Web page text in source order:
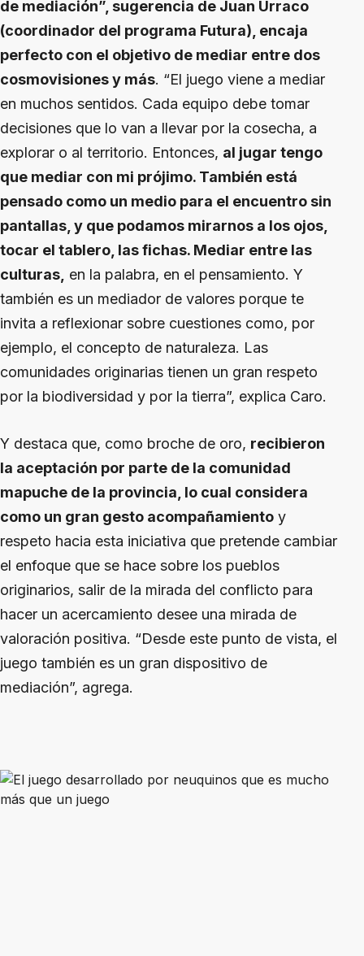
de mediación”, sugerencia de Juan Urraco
(coordinador del programa Futura), encaja
perfecto con el objetivo de mediar entre dos
cosmovisiones y más. “El juego viene a mediar
en muchos sentidos. Cada equipo debe tomar
decisiones que lo van a llevar por la cosecha, a
explorar o al territorio. Entonces, al jugar tengo
que mediar con mi prójimo. También está
pensado como un medio para el encuentro sin
pantallas, y que podamos mirarnos a los ojos,
tocar el tablero, las fichas. Mediar entre las
culturas, en la palabra, en el pensamiento. Y
también es un mediador de valores porque te
invita a reflexionar sobre cuestiones como, por
ejemplo, el concepto de naturaleza. Las
comunidades originarias tienen un gran respeto
por la biodiversidad y por la tierra”, explica Caro.
Y destaca que, como broche de oro, recibieron
la aceptación por parte de la comunidad
mapuche de la provincia, lo cual considera
como un gran gesto acompañamiento y
respeto hacia esta iniciativa que pretende cambiar
el enfoque que se hace sobre los pueblos
originarios, salir de la mirada del conflicto para
hacer un acercamiento desee una mirada de
valoración positiva. “Desde este punto de vista, el
juego también es un gran dispositivo de
mediación”, agrega.